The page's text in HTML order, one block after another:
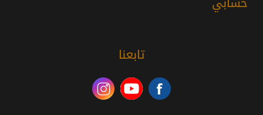
تابعنا